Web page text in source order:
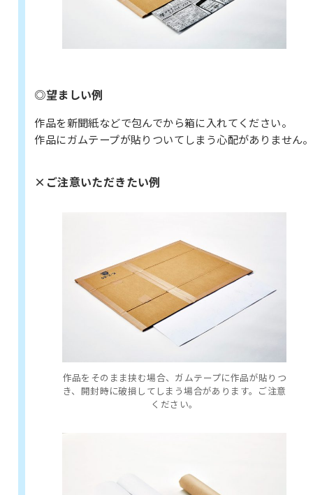
◎望ましい例
作品を新聞紙などで包んでから箱に入れてください。
作品にガムテープが貼りついてしまう心配がありません。
×ご注意いただきたい例
作品をそのまま挟む場合、ガムテープに作品が貼りつ
き、開封時に破損してしまう場合があります。ご注意
ください。